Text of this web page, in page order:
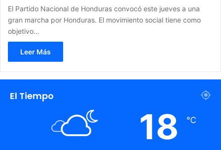
El Partido Nacional de Honduras convocó este jueves a una
gran marcha por Honduras. El movimiento social tiene como
objetivo…
Leer Más
El Tiempo
18 ℃